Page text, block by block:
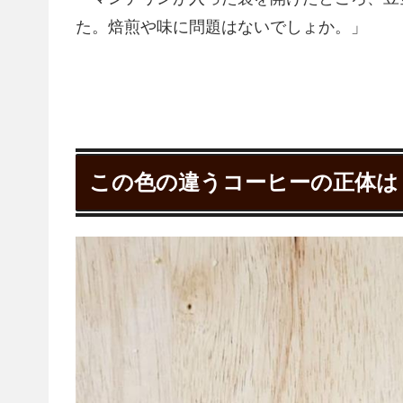
た。焙煎や味に問題はないでしょか。」
この色の違うコーヒーの正体は